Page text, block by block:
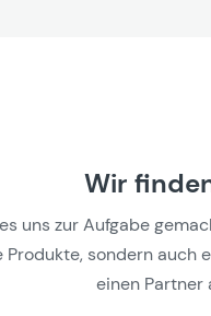
Wir
uns zur Aufgabe
Produkte, sondern auch
einen Partner